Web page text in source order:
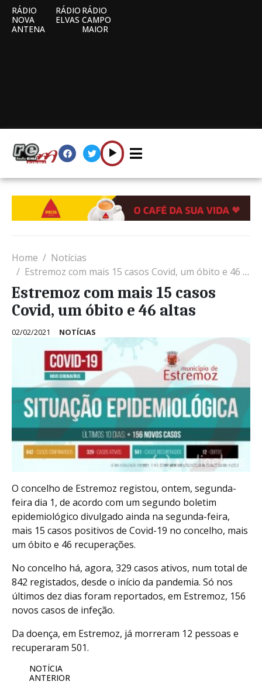
RÁDIO
NOVA
ANTENA
RÁDIO
ELVAS
RÁDIO
CAMPO
MAIOR
Home
Notícias
Estremoz com mais 15 casos Covid, um óbito e 46 altas
Estremoz com mais 15 casos
Covid, um óbito e 46 altas
02/02/2021 NOTÍCIAS
O concelho de Estremoz registou, ontem, segunda-
feira dia 1, de acordo com um segundo boletim
epidemiológico divulgado ainda na segunda-feira,
mais 15 casos positivos de Covid-19 no concelho, mais
um óbito e 46 recuperações.
No concelho há, agora, 329 casos ativos, num total de
842 registados, desde o início da pandemia. Só nos
últimos dez dias foram reportados, em Estremoz, 156
novos casos de infeção.
Da doença, em Estremoz, já morreram 12 pessoas e
recuperaram 501.
NOTÍCIA
ANTERIOR